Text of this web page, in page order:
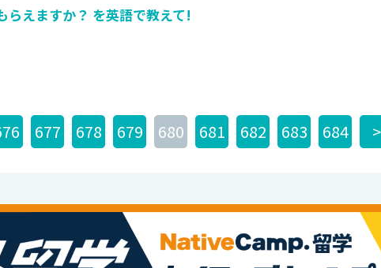
らえますか？ を英語で教えて!
677 678 679 680 681 682 683 684 >